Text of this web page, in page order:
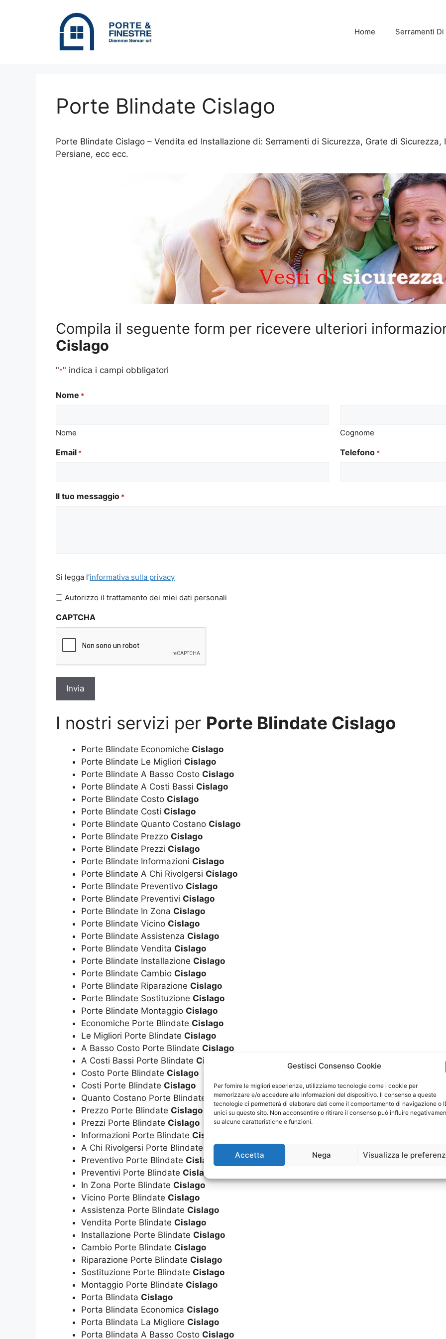
Gestisci Consenso Cookie
Per fornire le migliori esperienze, utilizziamo tecnologie come i cookie per
memorizzare e/o accedere alle informazioni del dispositivo. Il consenso a queste
tecnologie ci permetterà di elaborare dati come il comportamento di navigazione o
unici su questo sito. Non acconsentire o ritirare il consenso può influire
su alcune caratteristiche e funzioni.
Accetta Nega Visualizza le
Home Serramenti
Porte Blindate Cislago
Porte Blindate Cislago – Vendita ed Installazione di: Serramenti di Sicurezza, Grate di
Persiane, ecc ecc.
Compila il seguente form per ricevere ulteriori
Cislago
"*" indica i campi obbligatori
Nome *
Nome Cognome
Email * Telefono *
Il tuo messaggio *
legga
l'informativa
privacy
Si legga l'informativa sulla privacy
Autorizzo il trattamento dei miei dati personali
CAPTCHA
I nostri servizi per Porte Blindate Cislago
Porte Blindate Economiche Cislago
Porte Blindate Le Migliori Cislago
Porte Blindate A Basso Costo Cislago
Porte Blindate A Costi Bassi Cislago
Porte Blindate Costo Cislago
Porte Blindate Costi Cislago
Porte Blindate Quanto Costano Cislago
Porte Blindate Prezzo Cislago
Porte Blindate Prezzi Cislago
Porte Blindate Informazioni Cislago
Porte Blindate A Chi Rivolgersi Cislago
Porte Blindate Preventivo Cislago
Porte Blindate Preventivi Cislago
Porte Blindate In Zona Cislago
Porte Blindate Vicino Cislago
Porte Blindate Assistenza Cislago
Porte Blindate Vendita Cislago
Porte Blindate Installazione Cislago
Porte Blindate Cambio Cislago
Porte Blindate Riparazione Cislago
Porte Blindate Sostituzione Cislago
Porte Blindate Montaggio Cislago
Economiche Porte Blindate Cislago
Le Migliori Porte Blindate Cislago
A Basso Costo Porte Blindate Cislago
A Costi Bassi Porte Blindate Cislago
Costo Porte Blindate Cislago
Costi Porte Blindate Cislago
Quanto Costano Porte Blindate
Cislago
Prezzo Porte Blindate Cislago
Prezzi Porte Blindate Cislago
Informazioni Porte Blindate Cislago
A Chi Rivolgersi Porte Blindate
Cislago
Preventivo Porte Blindate Cislago
Preventivi Porte Blindate Cislago
In Zona Porte Blindate Cislago
Vicino Porte Blindate Cislago
Assistenza Porte Blindate Cislago
Vendita Porte Blindate Cislago
Installazione Porte Blindate Cislago
Cambio Porte Blindate Cislago
Riparazione Porte Blindate Cislago
Sostituzione Porte Blindate Cislago
Montaggio Porte Blindate Cislago
Porta Blindata Cislago
Porta Blindata Economica Cislago
Porta Blindata La Migliore Cislago
Porta Blindata A Basso Costo Cislago